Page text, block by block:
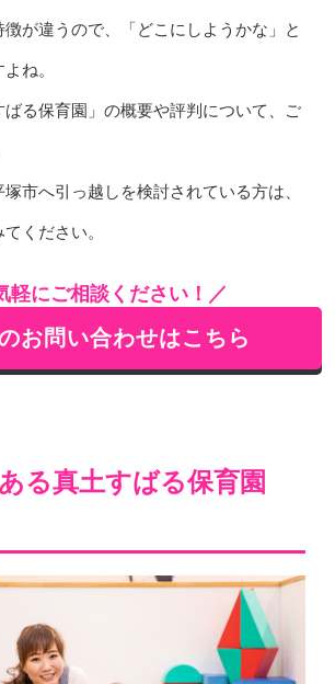
が違うので、「どこにしようかな」と
ね。
る保育園」の概要や評判について、ご
市へ引っ越しを検討されている方は、
ください。
軽にご相談ください！／
お問い合わせはこちら
る真土すばる保育園